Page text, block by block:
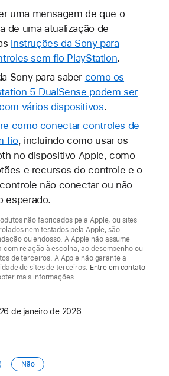
uma mensagem de que o
de uma atualização de
instruções da Sony para
sem fio PlayStation.
Sony para saber como os
5 DualSense podem ser
vários dispositivos.
como conectar controles de
fio, incluindo como usar os
no dispositivo Apple, como
e recursos do controle e o
não conectar ou não
esperado.
não fabricados pela Apple, ou sites
nem testados pela Apple, são
ou endosso. A Apple não assume
com relação à escolha, ao desempenho ou
de terceiros. A Apple não garante a
de sites de terceiros. Entre em contato
mais informações.
26 de janeiro de 2026
Não